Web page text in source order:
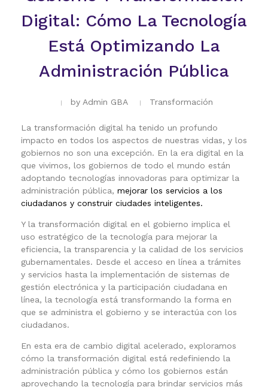
Digital: Cómo La Tecnología
Está Optimizando La
Administración Pública
by Admin GBA Transformación
La transformación digital ha tenido un profundo
impacto en todos los aspectos de nuestras vidas, y los
gobiernos no son una excepción. En la era digital en la
que vivimos, los gobiernos de todo el mundo están
adoptando tecnologías innovadoras para optimizar la
administración pública, mejorar los servicios a los
ciudadanos y construir ciudades inteligentes.
Y la transformación digital en el gobierno implica el
uso estratégico de la tecnología para mejorar la
eficiencia, la transparencia y la calidad de los servicios
gubernamentales. Desde el acceso en línea a trámites
y servicios hasta la implementación de sistemas de
gestión electrónica y la participación ciudadana en
línea, la tecnología está transformando la forma en
que se administra el gobierno y se interactúa con los
ciudadanos.
En esta era de cambio digital acelerado, exploramos
cómo la transformación digital está redefiniendo la
administración pública y cómo los gobiernos están
aprovechando la tecnología para brindar servicios más